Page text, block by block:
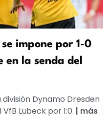
se impone por 1-0
en la senda del
Dynamo Dresden
Lübeck por 1:0. | más